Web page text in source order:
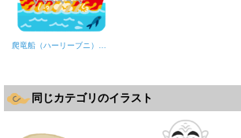
同じカテゴリのイラスト